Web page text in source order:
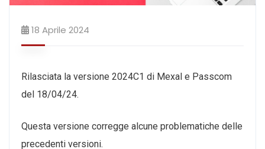
18 Aprile 2024
Rilasciata la versione 2024C1 di Mexal e Passcom
del 18/04/24.
Questa versione corregge alcune problematiche delle
precedenti versioni.